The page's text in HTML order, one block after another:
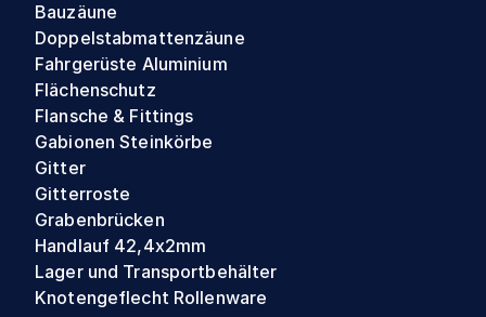
Bauzäune
Doppelstabmattenzäune
Fahrgerüste Aluminium
Flächenschutz
Flansche & Fittings
Gabionen Steinkörbe
Gitter
Gitterroste
Grabenbrücken
Handlauf 42,4x2mm
Lager und Transportbehälter
Knotengeflecht Rollenware